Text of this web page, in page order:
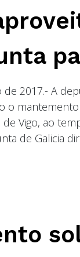
de 2017.- A
o
de Vigo, ao
de Galicia